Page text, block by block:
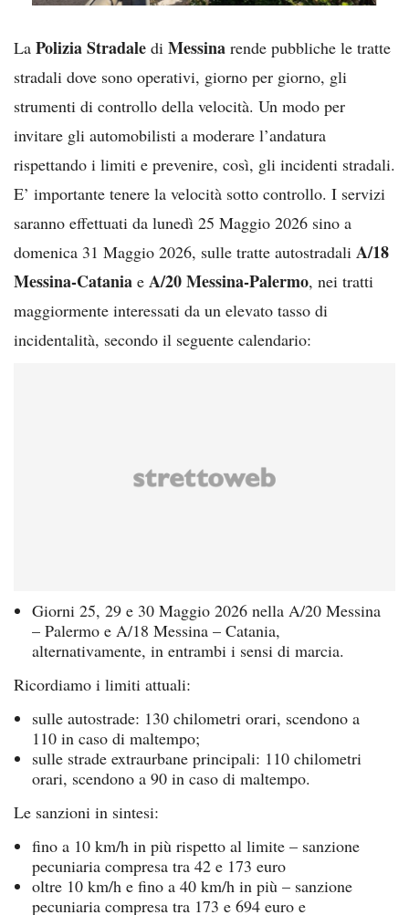
La Polizia Stradale di Messina rende pubbliche le tratte
stradali dove sono operativi, giorno per giorno, gli
strumenti di controllo della velocità. Un modo per
invitare gli automobilisti a moderare l’andatura
rispettando i limiti e prevenire, così, gli incidenti stradali.
E’ importante tenere la velocità sotto controllo. I servizi
saranno effettuati da lunedì 25 Maggio 2026 sino a
domenica 31 Maggio 2026, sulle tratte autostradali A/18
Messina-Catania e A/20 Messina-Palermo, nei tratti
maggiormente interessati da un elevato tasso di
incidentalità, secondo il seguente calendario:
Giorni 25, 29 e 30 Maggio 2026 nella A/20 Messina
– Palermo e A/18 Messina – Catania,
alternativamente, in entrambi i sensi di marcia.
Ricordiamo i limiti attuali:
sulle autostrade: 130 chilometri orari, scendono a
110 in caso di maltempo;
sulle strade extraurbane principali: 110 chilometri
orari, scendono a 90 in caso di maltempo.
Le sanzioni in sintesi:
fino a 10 km/h in più rispetto al limite – sanzione
pecuniaria compresa tra 42 e 173 euro
oltre 10 km/h e fino a 40 km/h in più – sanzione
pecuniaria compresa tra 173 e 694 euro e